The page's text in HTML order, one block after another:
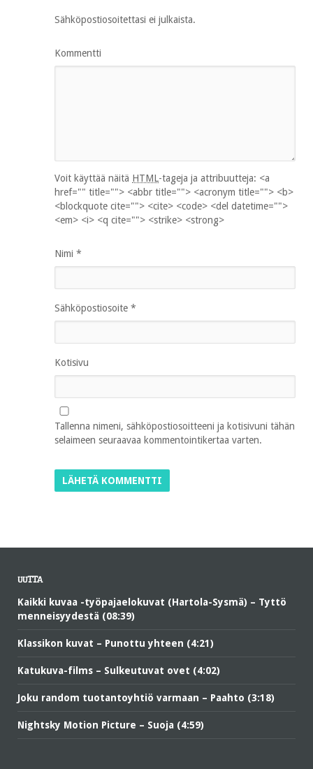
Sähköpostiosoitettasi ei julkaista.
Kommentti
Voit käyttää näitä HTML-tageja ja attribuutteja: <a
href="" title=""> <abbr title=""> <acronym title=""> <b>
<blockquote cite=""> <cite> <code> <del datetime="">
<em> <i> <q cite=""> <strike> <strong>
Nimi *
Sähköpostiosoite *
Kotisivu
Tallenna nimeni, sähköpostiosoitteeni ja kotisivuni tähän
selaimeen seuraavaa kommentointikertaa varten.
UUTTA
Kaikki kuvaa -työpajaelokuvat (Hartola-Sysmä) – Tyttö
menneisyydestä (08:39)
Klassikon kuvat – Punottu yhteen (4:21)
Katukuva-films – Sulkeutuvat ovet (4:02)
Joku random tuotantoyhtiö varmaan – Paahto (3:18)
Nightsky Motion Picture – Suoja (4:59)